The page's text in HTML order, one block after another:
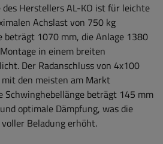
des Herstellers AL-KO ist für leichte
Achslast von 750 kg
beträgt 1070 mm, die Anlage 1380
in einem breiten
Der Radanschluss von 4x100
den meisten am Markt
Schwinghebellänge beträgt 145 mm
optimale Dämpfung, was die
Beladung erhöht.